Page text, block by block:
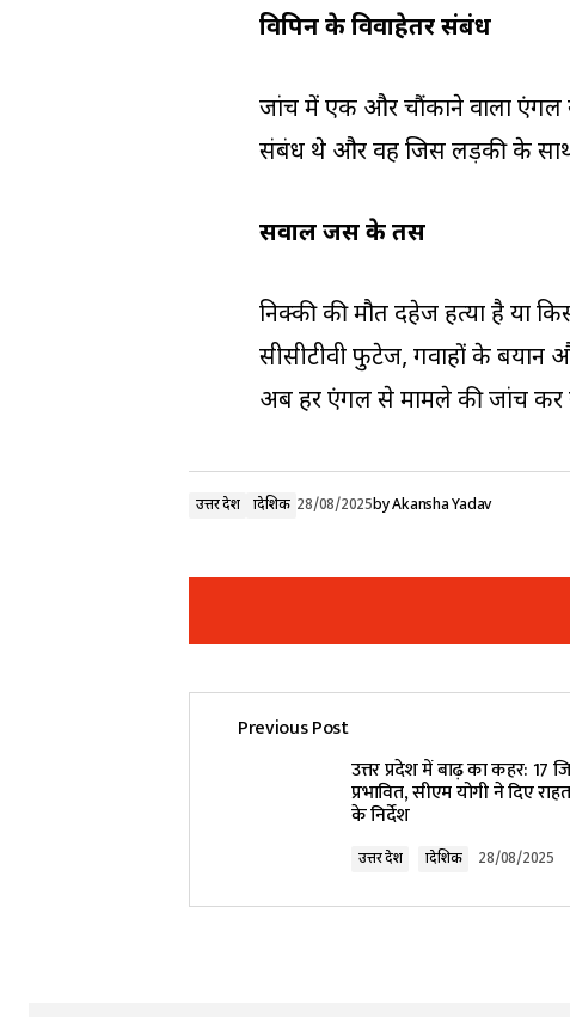
विपिन के विवाहेतर संबंध
जांच में एक और चौंकाने वाला एंगल
संबंध थे और वह जिस लड़की के साथ
सवाल जस के तस
निक्की की मौत दहेज हत्या है या
सीसीटीवी फुटेज, गवाहों के बयान
अब हर एंगल से मामले की जांच कर
उत्तर प्रदेश प्रादेशिक 28/08/2025byAkansha Yadav
Your email address will not be
Previous Post
उत्तर प्रदेश में बाढ़ का कहर: 17
प्रभावित, सीएम योगी ने दिए
के निर्देश
उत्तर प्रदेश प्रादेशिक 28/08/2025